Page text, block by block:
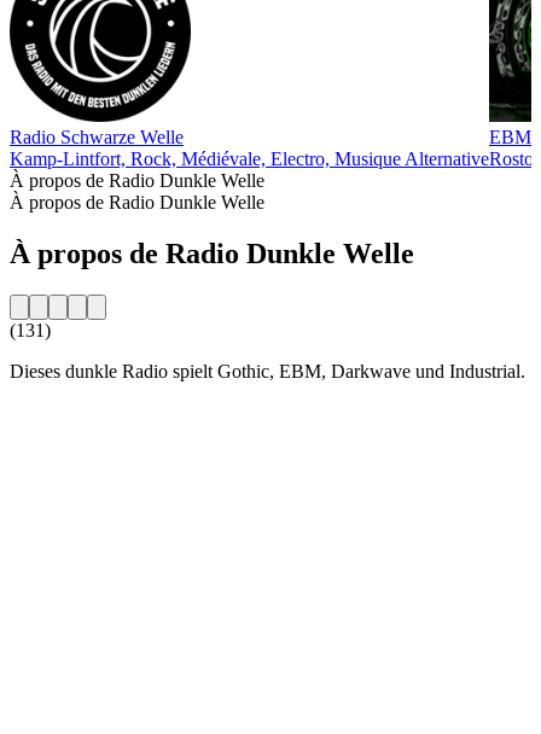
Radio Schwarze Welle
Kamp-Lintfort, Rock, Médiévale, Electro, Musique Alternative
EBM
À propos de Radio Dunkle Welle
À propos de Radio Dunkle Welle
À propos de Radio Dunkle Welle
(131)
Dieses dunkle Radio spielt Gothic, EBM, Darkwave und Industrial.